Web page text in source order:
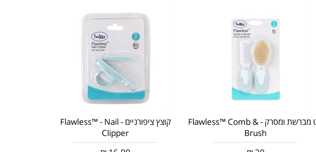
סט מברשת ומסרק - Flawless™ Comb &
Brush
קוצץ ציפורניים - Flawless™ - Nail
Clipper